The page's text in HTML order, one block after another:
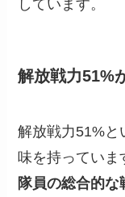
しています。
解放戦力51%
解放戦力51%と
味を持っていま
隊員の総合的